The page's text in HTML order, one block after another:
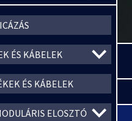
ÉS KÁBELEK
ÉS KÁBELEK
ELOSZTÓ